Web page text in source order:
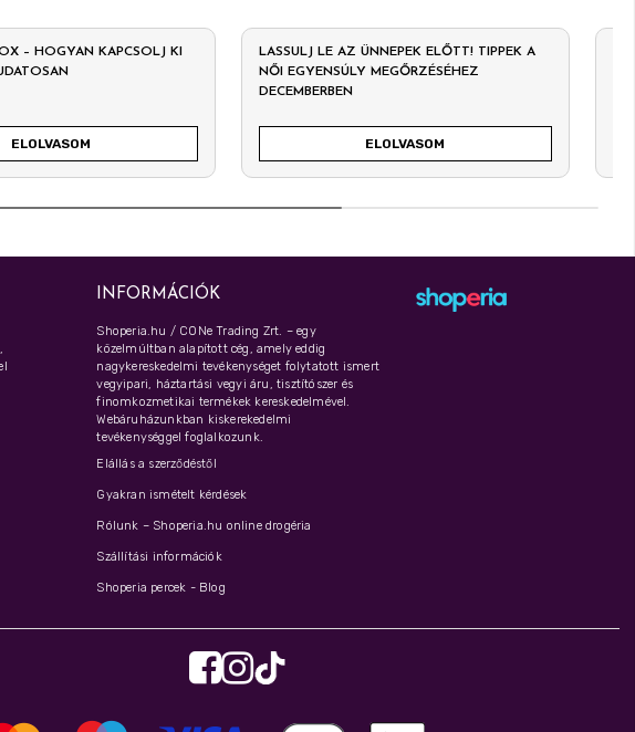
– HOGYAN KAPCSOLJ KI
ELOLVASOM
LASSULJ LE AZ ÜNNEPEK ELŐTT! TIPPEK A
NŐI EGYENSÚLY MEGŐRZÉSÉHEZ
DECEMBERBEN
ELOLVASOM
INFORMÁCIÓK
Shoperia.hu / CONe Trading Zrt. – egy
közelmúltban alapított cég, amely eddig
nagykereskedelmi tevékenységet folytatott ismert
vegyipari, háztartási vegyi áru, tisztítószer és
finomkozmetikai termékek kereskedelmével.
Webáruházunkban kiskerekedelmi
tevékenységgel foglalkozunk.
Elállás a szerződéstől
Gyakran ismételt kérdések
Rólunk – Shoperia.hu online drogéria
Szállítási információk
Shoperia percek - Blog